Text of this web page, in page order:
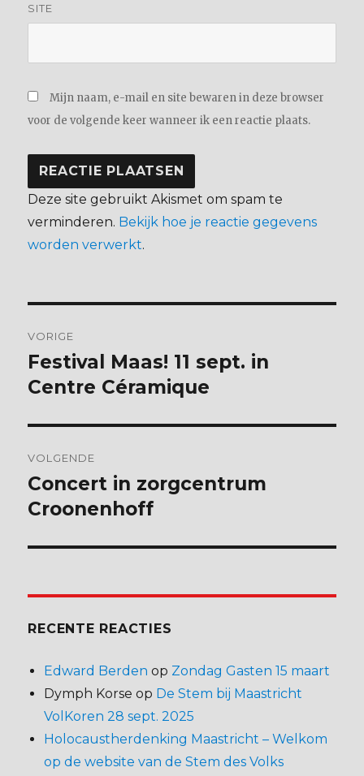
SITE
Mijn naam, e-mail en site bewaren in deze browser
voor de volgende keer wanneer ik een reactie plaats.
Deze site gebruikt Akismet om spam te
verminderen. Bekijk hoe je reactie gegevens
worden verwerkt.
navigatie
VORIGE
Vorig
bericht:
Festival Maas! 11 sept. in
Centre Céramique
VOLGENDE
Volgend
bericht:
Concert in zorgcentrum
Croonenhoff
RECENTE REACTIES
Edward Berden op Zondag Gasten 15 maart
Dymph Korse op De Stem bij Maastricht
VolKoren 28 sept. 2025
Holocaustherdenking Maastricht – Welkom
op de website van de Stem des Volks